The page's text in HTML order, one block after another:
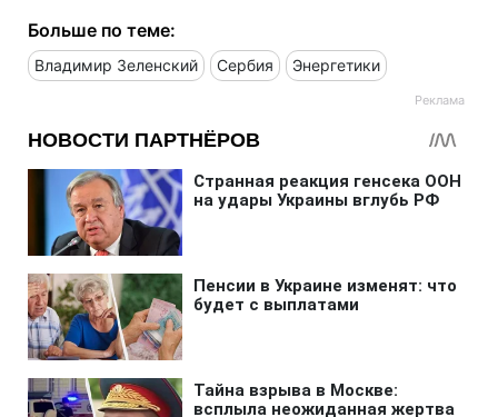
Больше по теме:
Владимир Зеленский Сербия Энергетики